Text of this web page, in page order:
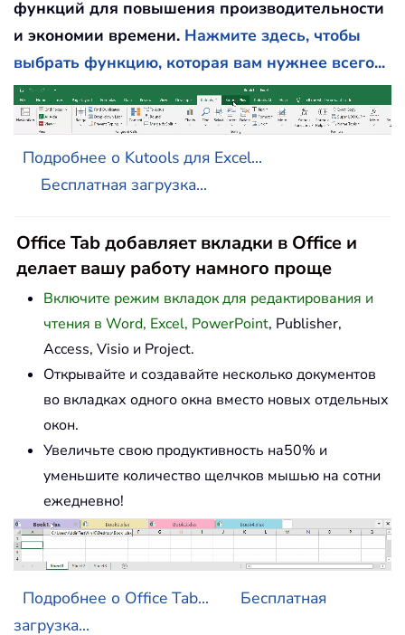
функций для повышения производительности
и экономии времени. Нажмите здесь, чтобы
выбрать функцию, которая вам нужнее всего...
Подробнее о Kutools для Excel...
Бесплатная загрузка...
Office Tab добавляет вкладки в Office и
делает вашу работу намного проще
Включите режим вкладок для редактирования и
чтения в Word, Excel, PowerPoint, Publisher,
Access, Visio и Project.
Открывайте и создавайте несколько документов
во вкладках одного окна вместо новых отдельных
окон.
Увеличьте свою продуктивность на50% и
уменьшите количество щелчков мышью на сотни
ежедневно!
Подробнее о Office Tab...
Бесплатная
загрузка...